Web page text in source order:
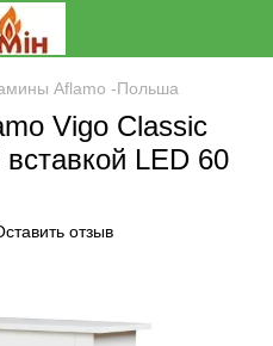
Aflamo -Польша
Vigo Classic
LED 60
отзыв